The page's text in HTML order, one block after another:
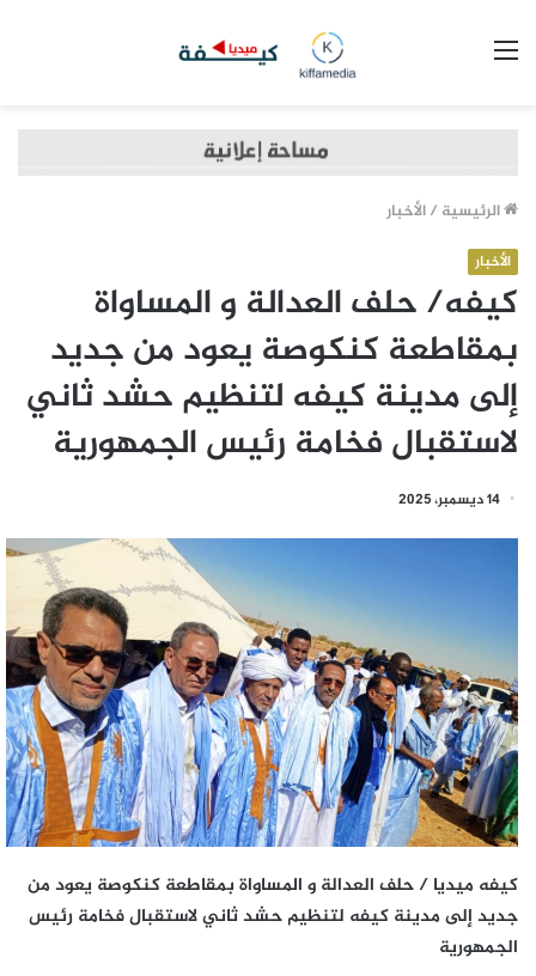
الرئيسية /الأخبار
الأخبار
كيفه/ حلف العدالة و المساواة
بمقاطعة كنكوصة يعود من جديد
إلى مدينة كيفه لتنظيم حشد ثاني
لاستقبال فخامة رئيس الجمهورية
14 ديسمبر، 2025
كيفه ميديا / حلف العدالة و المساواة بمقاطعة كنكوصة يعود من
جديد إلى مدينة كيفه لتنظيم حشد ثاني لاستقبال فخامة رئيس
الجمهورية